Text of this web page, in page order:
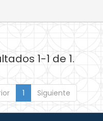
1-1 de 1.
1 Siguiente